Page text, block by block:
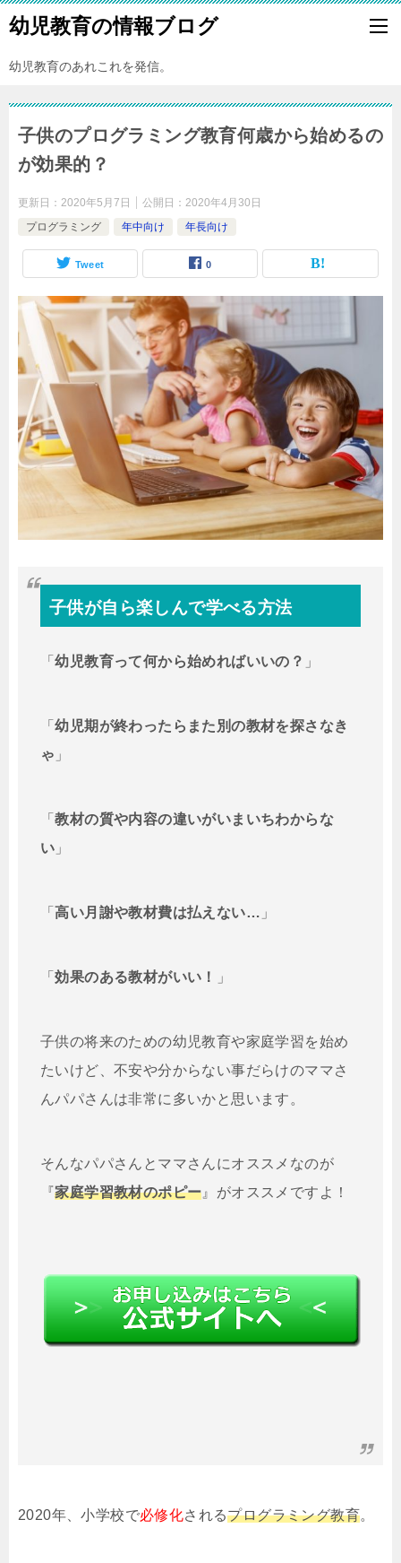
幼児教育の情報ブログ
幼児教育のあれこれを発信。
子供のプログラミング教育何歳から始めるの
が効果的？
更新日： 2020年5月7日 公開日： 2020年4月30日
プログラミング
年中向け 年長向け
Tweet 0
子供が自ら楽しんで学べる方法
「幼児教育って何から始めればいいの？ 」
「幼児期が終わったらまた別の教材を探さなき
ゃ 」
「教材の質や内容の違いがいまいちわからな
い 」
「高い月謝や教材費は払えない… 」
「効果のある教材がいい！ 」
子供の将来のための幼児教育や家庭学習を始め
たいけど、不安や分からない事だらけのママさ
んパパさんは非常に多いかと思います。
そんなパパさんとママさんにオススメなのが
『家庭学習教材のポピー 』がオススメですよ！
2020年、小学校で必修化されるプログラミング教育。